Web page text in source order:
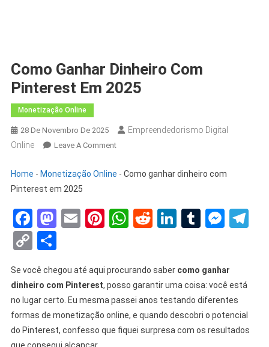
Como Ganhar Dinheiro Com
Pinterest Em 2025
Monetização Online
28 De Novembro De 2025
Empreendedorismo Digital
Online
Leave A Comment
Home - Monetização Online - Como ganhar dinheiro com
Pinterest em 2025
Facebook
Mastodon
EmailPinterest
WhatsApp
RedditLinkedIn
Tumblr
CopyShare
Se você chegou até aqui procurando saber como ganhar
dinheiro com Pinterest, posso garantir uma coisa: você está
no lugar certo. Eu mesma passei anos testando diferentes
formas de monetização online, e quando descobri o potencial
do Pinterest, confesso que fiquei surpresa com os resultados